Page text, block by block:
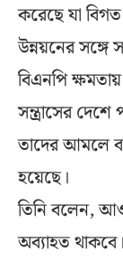
করেছে যা
উন্নয়নের
বিএনপি
সন্ত্রাসের
তাদের আমলে
হয়েছে।
তিনি বলেন,
অব্যাহত থাকবে।